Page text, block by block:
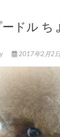
ードル ち
2017年2月2